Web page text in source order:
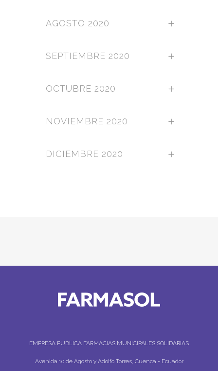
AGOSTO 2020
SEPTIEMBRE 2020
OCTUBRE 2020
NOVIEMBRE 2020
DICIEMBRE 2020
EMPRESA PUBLICA FARMACIAS MUNICIPALES SOLIDARIAS
Avenida 10 de Agosto y Adolfo Torres, Cuenca - Ecuador